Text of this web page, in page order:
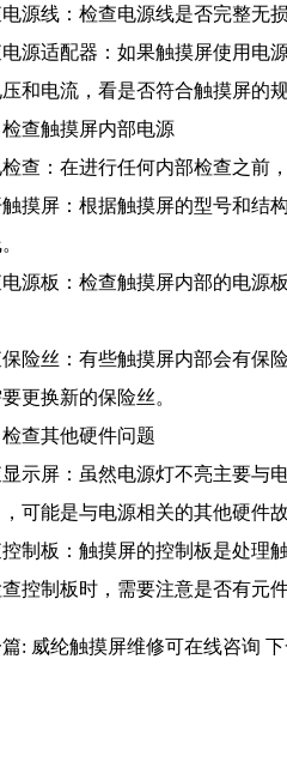
源线：检查电源线是否完整无
源适配器：如果触摸屏使用电
和电流，看是否符合触摸屏的
检查触摸屏内部电源
检查：在进行任何内部检查之前
摸屏：根据触摸屏的型号和结
源板：检查触摸屏内部的电源
险丝：有些触摸屏内部会有保
更换新的保险丝。
查其他硬件问题
示屏：虽然电源灯不亮主要与
可能是与电源相关的其他硬件故
制板：触摸屏的控制板是处理
控制板时，需要注意是否有元
篇: 威纶触摸屏维修可在线咨询